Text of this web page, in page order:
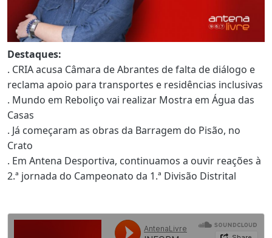
Destaques:
. CRIA acusa Câmara de Abrantes de falta de diálogo e
reclama apoio para transportes e residências inclusivas
. Mundo em Reboliço vai realizar Mostra em Água das
Casas
. Já começaram as obras da Barragem do Pisão, no
Crato
. Em Antena Desportiva, continuamos a ouvir reações à
2.ª jornada do Campeonato da 1.ª Divisão Distrital